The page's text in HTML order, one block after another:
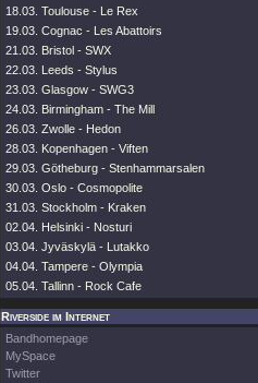
18.03. Toulouse - Le Rex
19.03. Cognac - Les Abattoirs
21.03. Bristol - SWX
22.03. Leeds - Stylus
23.03. Glasgow - SWG3
24.03. Birmingham - The Mill
26.03. Zwolle - Hedon
28.03. Kopenhagen - Viften
29.03. Götheburg - Stenhammarsalen
30.03. Oslo - Cosmopolite
31.03. Stockholm - Kraken
02.04. Helsinki - Nosturi
03.04. Jyväskylä - Lutakko
04.04. Tampere - Olympia
05.04. Tallinn - Rock Cafe
Riverside im Internet
Bandhomepage
MySpace
Twitter